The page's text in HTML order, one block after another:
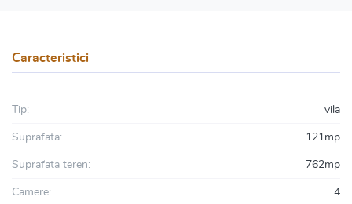
Caracteristici
Tip: vila
Suprafata: 121mp
Suprafata teren: 762mp
Camere: 4